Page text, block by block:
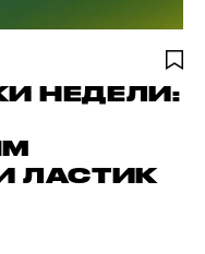
НЕДЕЛИ:
ЛАСТИК